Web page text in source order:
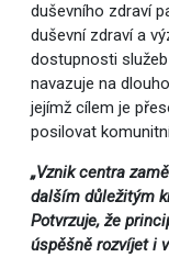
duševního zdraví
duševní zdraví a
dostupnosti
navazuje na
jejímž cílem je
posilovat
„Vznik centra
dalším důležitým
Potvrzuje, že
úspěšně rozvíjet i